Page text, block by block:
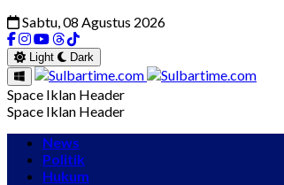
Sabtu, 08 Agustus 2026
Light Dark
Space Iklan Header
Space Iklan Header
News
Politik
Hukum